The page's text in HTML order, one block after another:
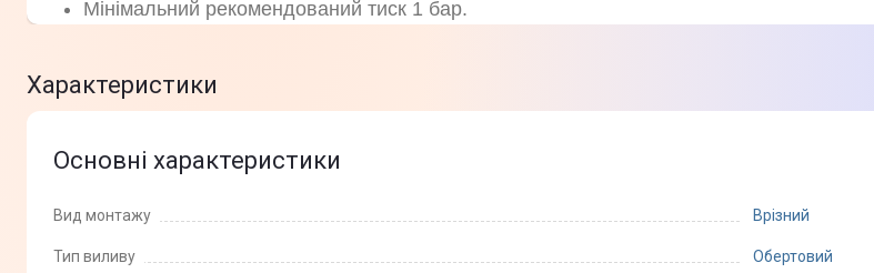
Мінімальний рекомендований тиск 1 бар.
Характеристики
Основні характеристики
Вид монтажу Врізний
Тип виливу
Обертовий